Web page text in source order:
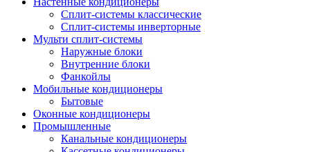
Сплит-системы классические
Сплит-системы инверторные
Мульти сплит-системы
Наружные блоки
Внутренние блоки
Фанкойлы
Мобильные кондиционеры
Бытовые
Оконные кондиционеры
Промышленные
Канальные кондиционеры